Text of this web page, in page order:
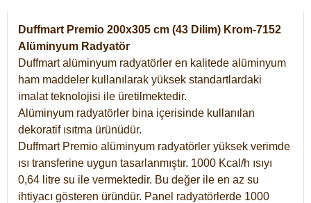
Duffmart Premio 200x305 cm (43 Dilim) Krom-7152
Alüminyum Radyatör
Duffmart alüminyum radyatörler en kalitede alüminyum
ham maddeler kullanılarak yüksek standartlardaki
imalat teknolojisi ile üretilmektedir.
Alüminyum radyatörler bina içerisinde kullanılan
dekoratif ısıtma ürünüdür.
Duffmart Premio alüminyum radyatörler yüksek verimde
ısı transferine uygun tasarlanmıştır. 1000 Kcal/h ısıyı
0,64 litre su ile vermektedir. Bu değer ile en az su
ihtiyacı gösteren üründür. Panel radyatörlerde 1000